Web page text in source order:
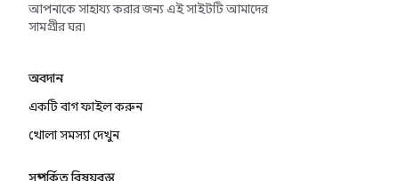
আপনাকে সাহায্য করার জন্য এই সাইটটি আমাদের
সামগ্রীর ঘর৷
অবদান
একটি বাগ ফাইল করুন
খোলা সমস্যা দেখুন
সম্পর্কিত বিষয়বস্তু